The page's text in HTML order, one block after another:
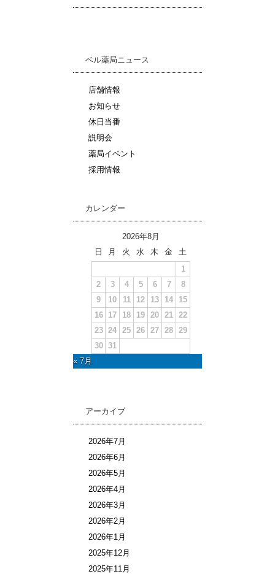
ベル薬局ニュース
店舗情報
お知らせ
休日当番
説明会
薬局イベント
採用情報
カレンダー
2026年8月
日
月 火 水 木 金
土
1
2
3 4 5 6 7
8
9
10 11 12 13 14
15
16
17 18 19 20 21
22
23 24 25 26 27 28 29
30 31
« 7月
アーカイブ
2026年7月
2026年6月
2026年5月
2026年4月
2026年3月
2026年2月
2026年1月
2025年12月
2025年11月